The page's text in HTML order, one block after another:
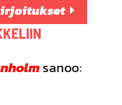
sanoo: